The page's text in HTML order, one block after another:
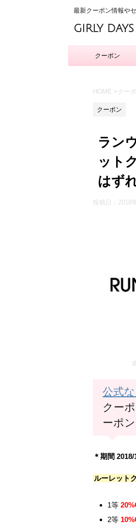
最新クーポン情報や
GIRLY DAYS
クーポン
HOME > クー
クーポン
ラン
ット
はず
投稿日： 2018
公式
クー
ーポ
＊期間
ルーレット
1等
2等